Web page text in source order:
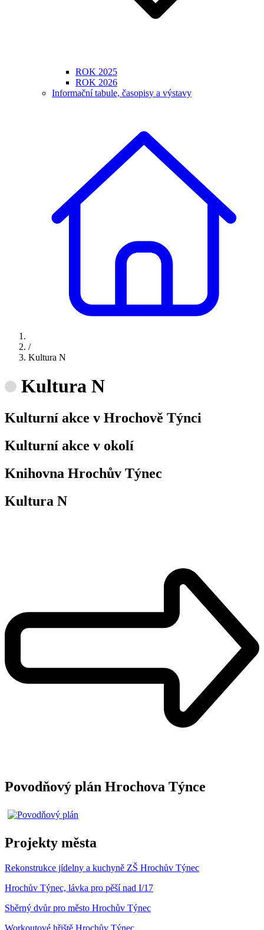
ROK 2025
ROK 2026
Informační tabule, časopisy a výstavy
/
Kultura N
Kultura N
Kulturní akce v Hrochově Týnci
Kulturní akce v okolí
Knihovna Hrochův Týnec
Kultura N
Povodňový plán Hrochova Týnce
Projekty města
Rekonstrukce jídelny a kuchyně ZŠ Hrochův Týnec
Hrochův Týnec, lávka pro pěší nad I/17
Sběrný dvůr pro město Hrochův Týnec